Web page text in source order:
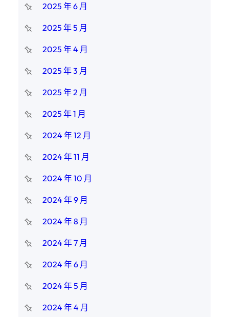
2025 年 6 月
2025 年 5 月
2025 年 4 月
2025 年 3 月
2025 年 2 月
2025 年 1 月
2024 年 12 月
2024 年 11 月
2024 年 10 月
2024 年 9 月
2024 年 8 月
2024 年 7 月
2024 年 6 月
2024 年 5 月
2024 年 4 月